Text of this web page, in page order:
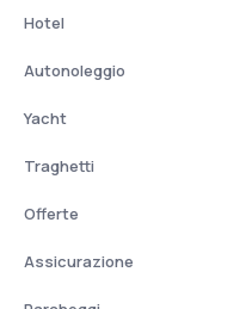
Hotel
Autonoleggio
Yacht
Traghetti
Offerte
Assicurazione